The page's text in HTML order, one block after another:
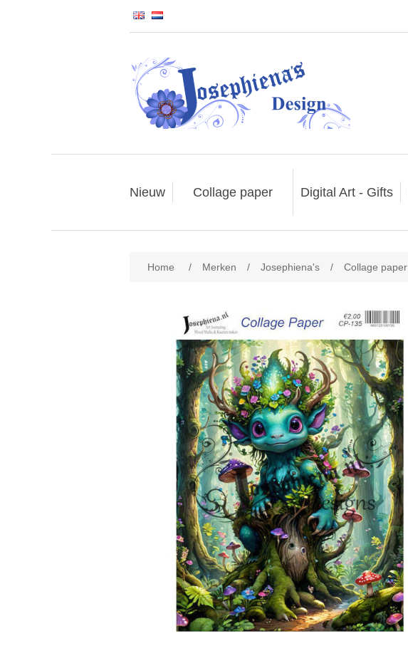
Nieuw Collage paper Digital Art - Gifts
Home / Merken / Josephiena's / Collage paper